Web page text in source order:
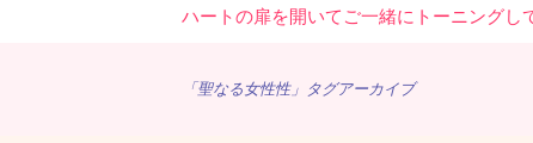
ハートの扉を開いてご一緒にトーニングし
「聖なる女性性」タグアーカイブ